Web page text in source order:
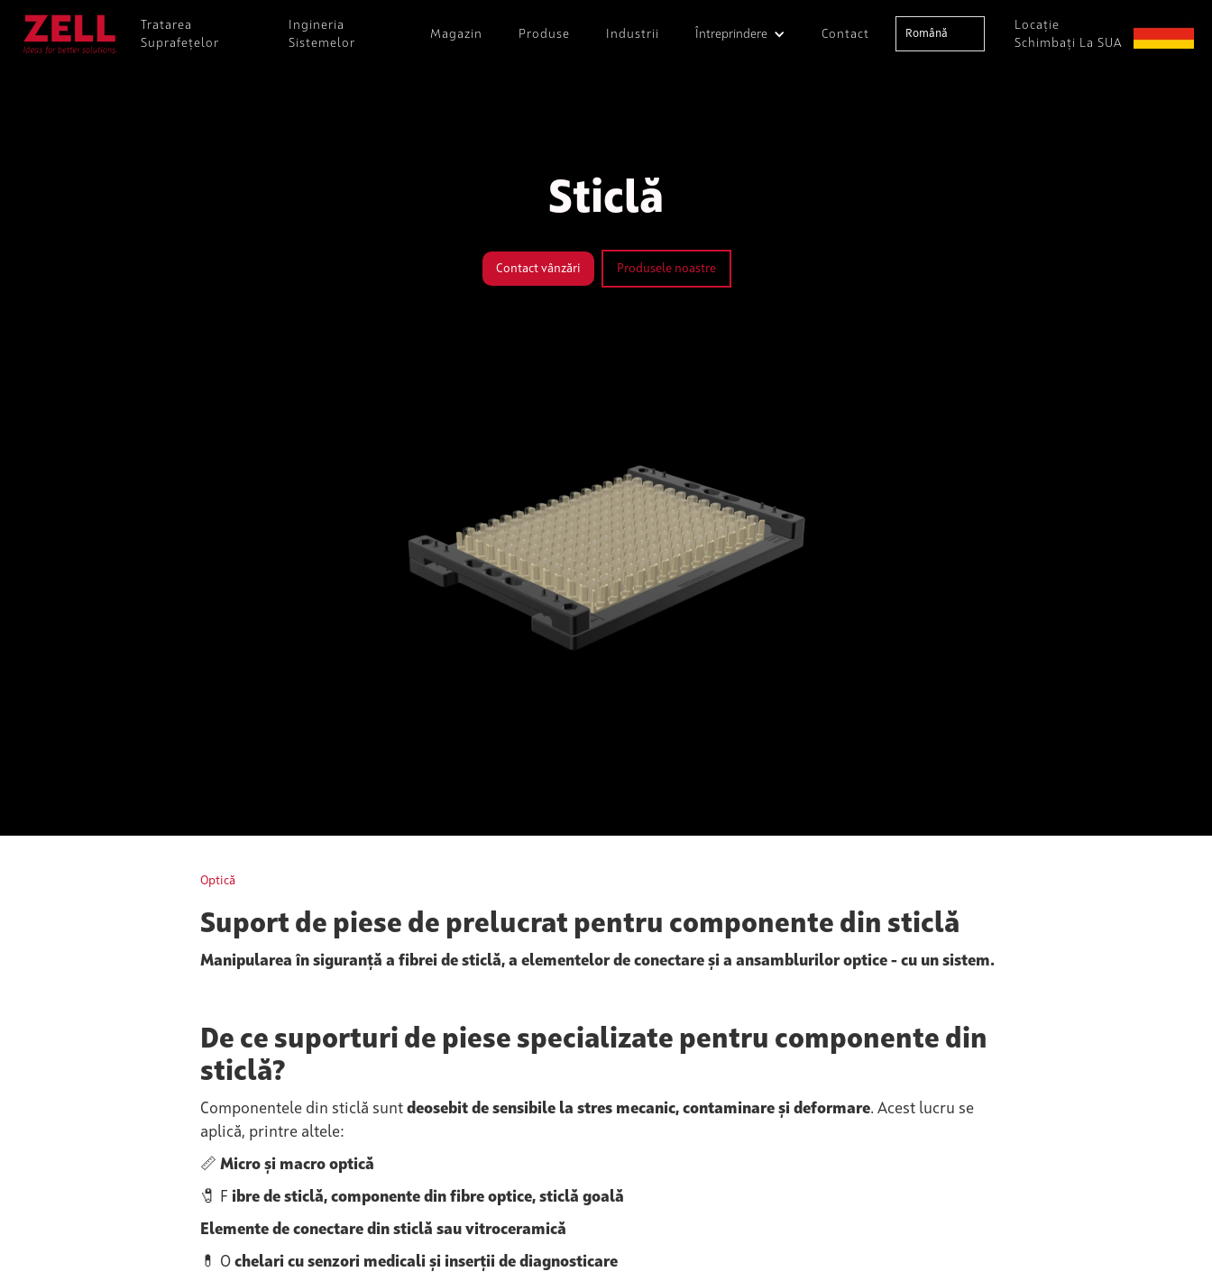
Tratarea
Suprafețelor
Ingineria
Sistemelor
Magazin Produse Industrii Întreprindere Contact Română
Locație
Schimbați La SUA
Sticlă
Contact vânzări Produsele noastre
Optică
Suport de piese de prelucrat pentru componente din sticlă
Manipularea în siguranță a fibrei de sticlă, a elementelor de conectare și a ansamblurilor optice - cu un sistem.
De ce suporturi de piese specializate pentru componente din
sticlă?
Componentele din sticlă sunt deosebit de sensibile la stres mecanic, contaminare și deformare. Acest lucru se
aplică, printre altele:
📏 Micro și macro optică
🧷 F ibre de sticlă, componente din fibre optice, sticlă goală
Elemente de conectare din sticlă sau vitroceramică
💊 O chelari cu senzori medicali și inserții de diagnosticare